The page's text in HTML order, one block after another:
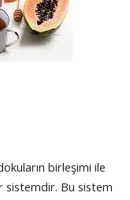
birleşimi ile
sistemdir. Bu sistem